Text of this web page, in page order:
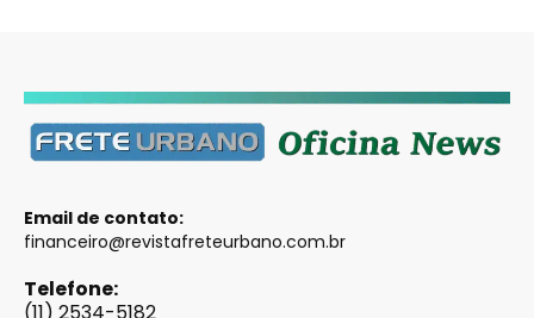
Email de contato:
financeiro@revistafreteurbano.com.br
Telefone:
(11) 2534-5182